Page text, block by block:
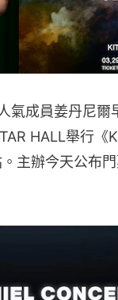
氣成員姜丹尼爾
HALL舉行《
主辦今天公布